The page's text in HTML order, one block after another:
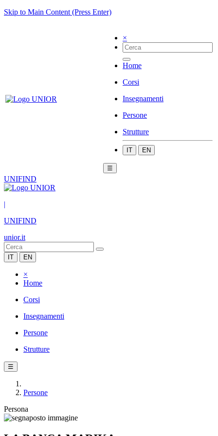
Skip to Main Content (Press Enter)
×
Home
Corsi
Insegnamenti
Persone
Strutture
IT EN
☰
UNIFIND
|
UNIFIND
unior.it
IT EN
×
Home
Corsi
Insegnamenti
Persone
Strutture
☰
Persone
Persona